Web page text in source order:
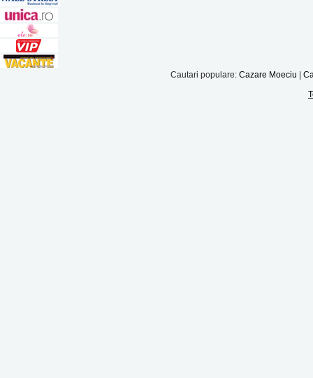
Cautari populare: Cazare Moeciu